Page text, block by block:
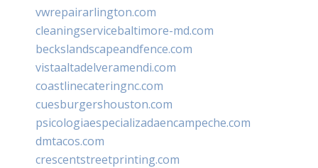
vwrepairarlington.com
cleaningservicebaltimore-md.com
beckslandscapeandfence.com
vistaaltadelveramendi.com
coastlinecateringnc.com
cuesburgershouston.com
psicologiaespecializadaencampeche.com
dmtacos.com
crescentstreetprinting.com